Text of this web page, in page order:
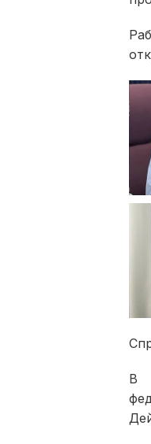
В